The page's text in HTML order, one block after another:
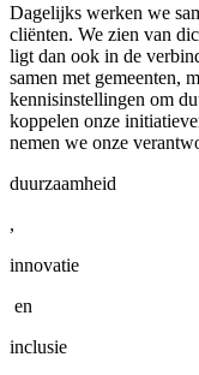
Dagelijks werken we
cliënten. We zien van
ligt dan ook in de
samen met gemeenten,
kennisinstellingen om
koppelen onze
nemen we onze
duurzaamheid
,
innovatie
en
inclusie